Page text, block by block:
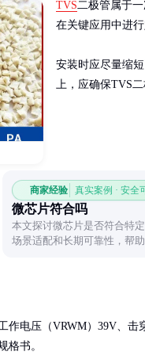
TVS 二极管属于
在关键应用中进
安装时应尽量缩
上，应确保TVS
商家经验 真实案例 · 安全
微芯片符合吗
本文探讨微芯片是否符合特
场景适配和长期可靠性，帮
作电压（VRWM）39V、
格书。